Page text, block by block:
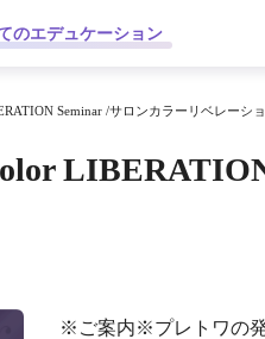
のエデュケーション
Seminar /サロンカラーリベレーシ
※ご案内※プレトワの発